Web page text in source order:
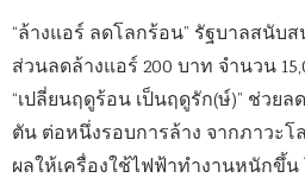
“ล้างแอร์ ลดโลกร้อน” รัฐบาลสนับ
ส่วนลดล้างแอร์ 200 บาท จำนวน
“เปลี่ยนฤดูร้อน เป็นฤดูรัก(ษ์)” ช่วยล
ตัน ต่อหนึ่งรอบการล้าง จากภาวะ
ผลให้เครื่องใช้ไฟฟ้าทำงานหนักขึ้น